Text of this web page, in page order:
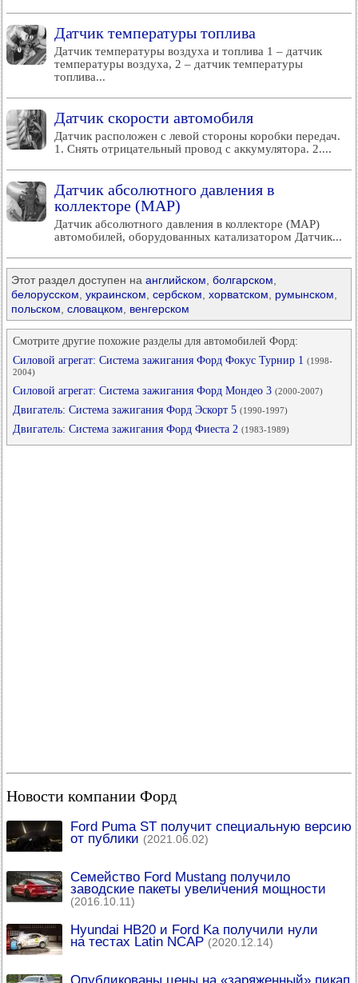
Датчик температуры топлива
Датчик температуры воздуха и топлива 1 – датчик
температуры воздуха, 2 – датчик температуры
топлива...
Датчик скорости автомобиля
Датчик расположен с левой стороны коробки передач.
1. Снять отрицательный провод с аккумулятора. 2....
Датчик абсолютного давления в
коллекторе (MAP)
Датчик абсолютного давления в коллекторе (MAP)
автомобилей, оборудованных катализатором Датчик...
Этот раздел доступен на английском болгарском
белорусском украинском сербском хорватском румынском
польском словацком венгерском
Смотрите другие похожие разделы для автомобилей Форд:
Силовой агрегат: Система зажигания Форд Фокус Турнир 1 (1998-
2004)
Силовой агрегат: Система зажигания Форд Мондео 3 (2000-2007)
Двигатель: Система зажигания Форд Эскорт 5 (1990-1997)
Двигатель: Система зажигания Форд Фиеста 2 (1983-1989)
Новости компании Форд
Ford Puma ST получит специальную версию
от публики (2021.06.02)
Семейство Ford Mustang получило
заводские пакеты увеличения мощности
(2016.10.11)
Hyundai HB20 и Ford Ka получили нули
на тестах Latin NCAP (2020.12.14)